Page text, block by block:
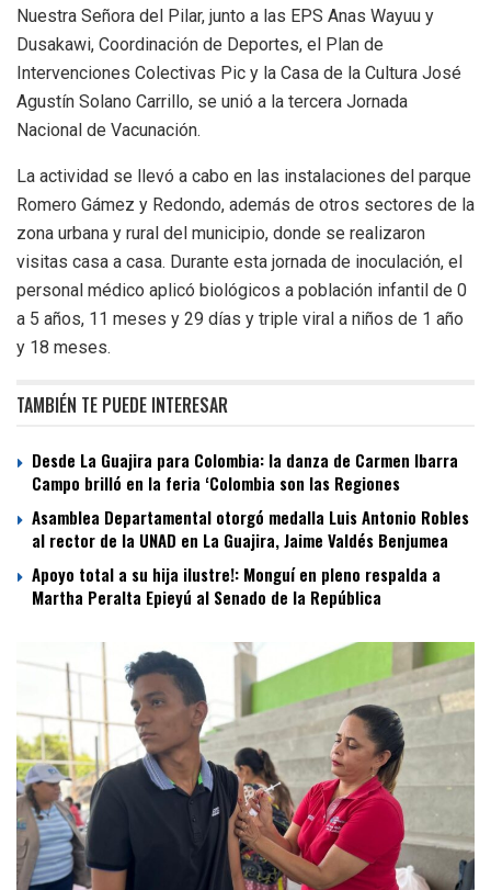
Nuestra Señora del Pilar, junto a las EPS Anas Wayuu y
Dusakawi, Coordinación de Deportes, el Plan de
Intervenciones Colectivas Pic y la Casa de la Cultura José
Agustín Solano Carrillo, se unió a la tercera Jornada
Nacional de Vacunación.
La actividad se llevó a cabo en las instalaciones del parque
Romero Gámez y Redondo, además de otros sectores de la
zona urbana y rural del municipio, donde se realizaron
visitas casa a casa. Durante esta jornada de inoculación, el
personal médico aplicó biológicos a población infantil de 0
a 5 años, 11 meses y 29 días y triple viral a niños de 1 año
y 18 meses.
TAMBIÉN TE PUEDE INTERESAR
Desde La Guajira para Colombia: la danza de Carmen Ibarra
Campo brilló en la feria ‘Colombia son las Regiones
Asamblea Departamental otorgó medalla Luis Antonio Robles
al rector de la UNAD en La Guajira, Jaime Valdés Benjumea
Apoyo total a su hija ilustre!: Monguí en pleno respalda a
Martha Peralta Epieyú al Senado de la República